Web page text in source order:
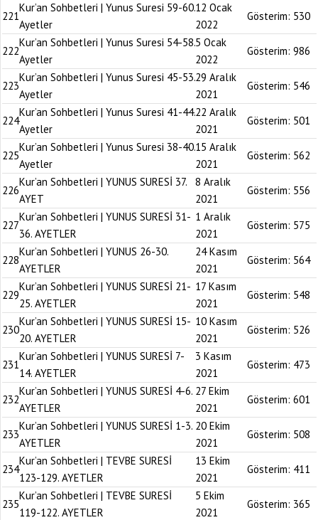
221
Kur’an Sohbetleri | Yunus Suresi 59-60.
Ayetler
12 Ocak
2022
Gösterim: 530
222
Kur’an Sohbetleri | Yunus Suresi 54-58.
Ayetler
5 Ocak
2022
Gösterim: 986
223
Kur’an Sohbetleri | Yunus Suresi 45-53.
Ayetler
29 Aralık
2021
Gösterim: 546
224
Kur’an Sohbetleri | Yunus Suresi 41-44.
Ayetler
22 Aralık
2021
Gösterim: 501
225
Kur’an Sohbetleri | Yunus Suresi 38-40.
Ayetler
15 Aralık
2021
Gösterim: 562
226
Kur’an Sohbetleri | YUNUS SURESİ 37.
AYET
8 Aralık
2021
Gösterim: 556
227
Kur’an Sohbetleri | YUNUS SURESİ 31-
36. AYETLER
1 Aralık
2021
Gösterim: 575
228
Kur’an Sohbetleri | YUNUS 26-30.
AYETLER
24 Kasım
2021
Gösterim: 564
229
Kur’an Sohbetleri | YUNUS SURESİ 21-
25. AYETLER
17 Kasım
2021
Gösterim: 548
230
Kur’an Sohbetleri | YUNUS SURESİ 15-
20. AYETLER
10 Kasım
2021
Gösterim: 526
231
Kur’an Sohbetleri | YUNUS SURESİ 7-
14. AYETLER
3 Kasım
2021
Gösterim: 473
232
Kur’an Sohbetleri | YUNUS SURESİ 4-6.
AYETLER
27 Ekim
2021
Gösterim: 601
233
Kur’an Sohbetleri | YUNUS SURESİ 1-3.
AYETLER
20 Ekim
2021
Gösterim: 508
234
Kur’an Sohbetleri | TEVBE SURESİ
123-129. AYETLER
13 Ekim
2021
Gösterim: 411
235
Kur’an Sohbetleri | TEVBE SURESİ
119-122. AYETLER
5 Ekim
2021
Gösterim: 365